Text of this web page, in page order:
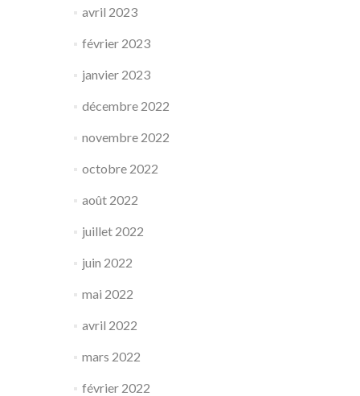
avril 2023
février 2023
janvier 2023
décembre 2022
novembre 2022
octobre 2022
août 2022
juillet 2022
juin 2022
mai 2022
avril 2022
mars 2022
février 2022